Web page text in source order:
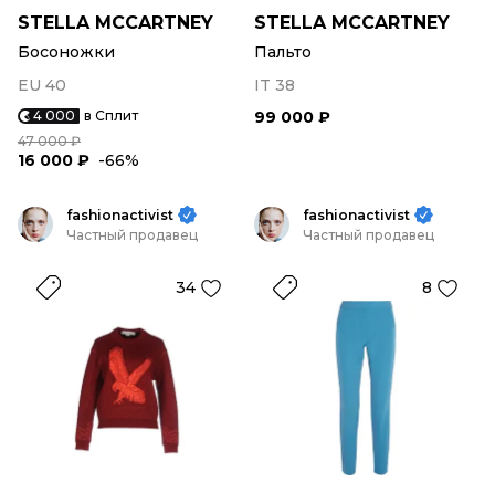
STELLA MCCARTNEY
Босоножки
EU 40
4 000 в Сплит
47 000 ₽
16 000 ₽ -66%
STELLA MCCARTNEY
Пальто
IT 38
99 000 ₽
fashionactivist
Частный продавец
34
fashionactivist
Частный продавец
8